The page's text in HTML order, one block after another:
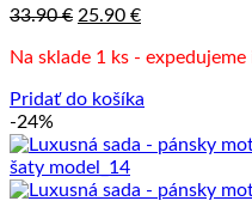
33.90€ Pôvodná
bola:
25.90 €Aktuálna
je:
Na sklade 1 ks - expedujeme
Pridať do košíka
-24%